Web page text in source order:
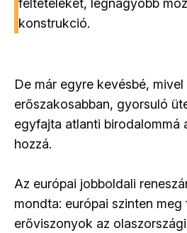
feltételeket, legnagyobb
konstrukció.
De már egyre kevésbé,
erőszakosabban, gyorsuló
egyfajta atlanti birodalommá
hozzá.
Az európai jobboldali
mondta: európai szinten
erőviszonyok az